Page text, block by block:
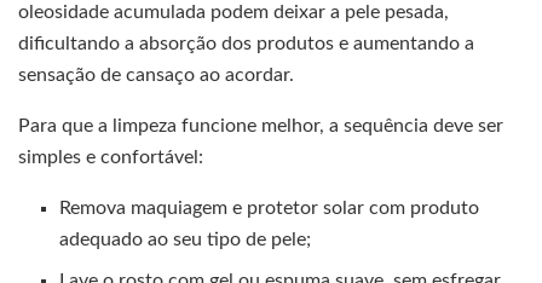
oleosidade acumulada podem deixar a pele pesada,
dificultando a absorção dos produtos e aumentando a
sensação de cansaço ao acordar.
Para que a limpeza funcione melhor, a sequência deve ser
simples e confortável:
Remova maquiagem e protetor solar com produto
adequado ao seu tipo de pele;